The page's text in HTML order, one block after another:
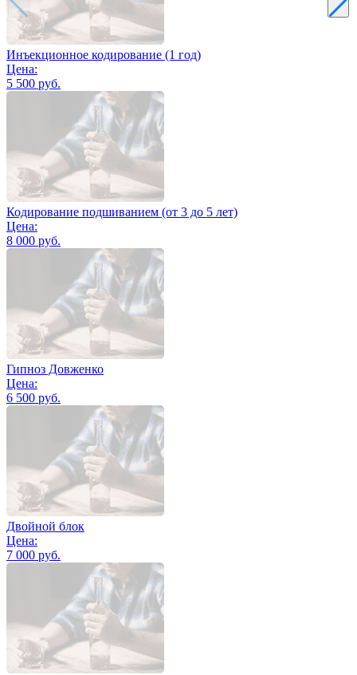
Инъекционное кодирование (1 год)
Цена:
5 500 руб.
Кодирование подшиванием (от 3 до 5 лет)
Цена:
8 000 руб.
Гипноз Довженко
Цена:
6 500 руб.
Двойной блок
Цена:
7 000 руб.